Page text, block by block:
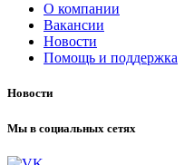
О компании
Вакансии
Новости
Помощь и поддержка
Новости
Мы в социальных сетях